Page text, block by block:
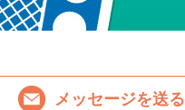
メッセージを送る